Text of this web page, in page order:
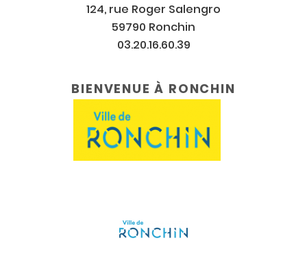
124, rue Roger Salengro
59790 Ronchin
03.20.16.60.39
BIENVENUE À RONCHIN